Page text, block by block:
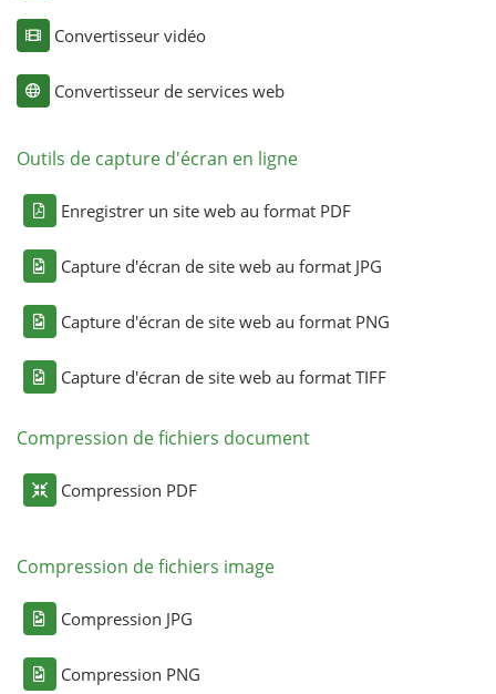
Convertisseur vidéo
Convertisseur de services web
Outils de capture d'écran en ligne
Enregistrer un site web au format PDF
Capture d'écran de site web au format JPG
Capture d'écran de site web au format PNG
Capture d'écran de site web au format TIFF
Compression de fichiers document
Compression PDF
Compression de fichiers image
Compression JPG
Compression PNG